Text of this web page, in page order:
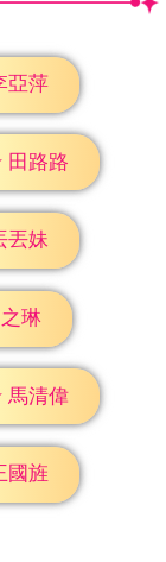
亞萍
田路路
丟妹
琳
馬清偉
國旌